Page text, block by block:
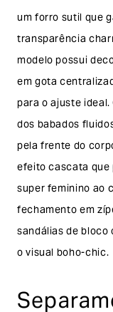
um forro sutil que
transparência
modelo possui
em gota
para o ajuste
dos babados
pela frente do
efeito cascata
super feminino ao
fechamento em
sandálias de
o visual boho-chic.